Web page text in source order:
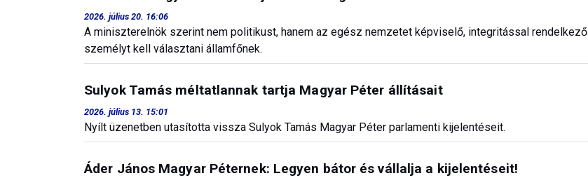
2026. július 20. 16:06
A miniszterelnök szerint nem politikust, hanem az egész nemzetet képviselő, integritással rendelkező
személyt kell választani államfőnek.
Sulyok Tamás méltatlannak tartja Magyar Péter állításait
2026. július 13. 15:01
Nyílt üzenetben utasította vissza Sulyok Tamás Magyar Péter parlamenti kijelentéseit.
Áder János Magyar Péternek: Legyen bátor és vállalja a kijelentéseit!